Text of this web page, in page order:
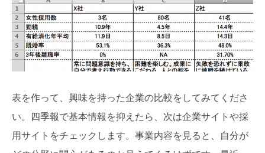
表を作って、興味を持った企業の比較をしてみてくださ
い。四季報で基本情報を抑えたら、次は企業サイトや採
用サイトをチェックします。事業内容を見ると、自分が